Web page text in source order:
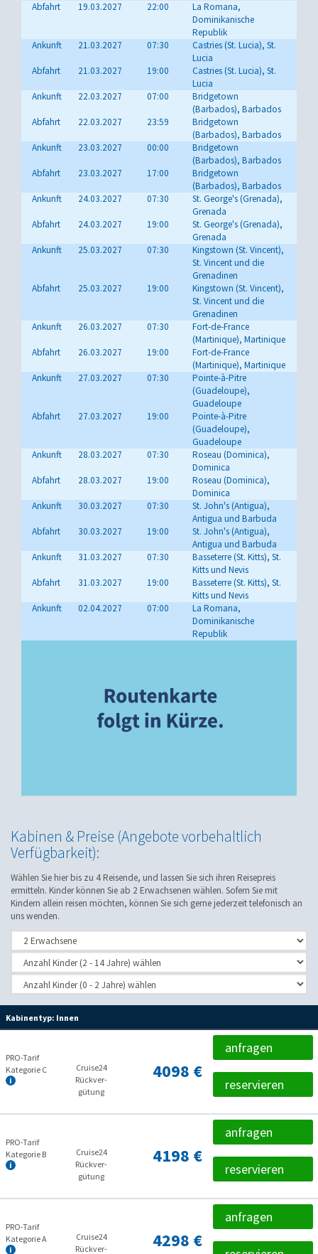
Abfahrt 19.03.2027 22:00
La Romana,
Dominikanische
Republik
Ankunft
21.03.2027 07:30
Castries (St. Lucia), St.
Lucia
Abfahrt
21.03.2027 19:00
Castries (St. Lucia), St.
Lucia
Ankunft
22.03.2027 07:00
Bridgetown
(Barbados), Barbados
Abfahrt
22.03.2027 23:59
Bridgetown
(Barbados), Barbados
Ankunft
23.03.2027 00:00
Bridgetown
(Barbados), Barbados
Abfahrt
23.03.2027 17:00
Bridgetown
(Barbados), Barbados
Ankunft
24.03.2027 07:30
St. George's (Grenada),
Grenada
Abfahrt
24.03.2027 19:00
St. George's (Grenada),
Grenada
Ankunft
25.03.2027 07:30
Kingstown (St. Vincent),
St. Vincent und die
Grenadinen
Abfahrt
25.03.2027 19:00
Kingstown (St. Vincent),
St. Vincent und die
Grenadinen
Ankunft
26.03.2027 07:30
Fort-de-France
(Martinique), Martinique
Abfahrt
26.03.2027 19:00
Fort-de-France
(Martinique), Martinique
Ankunft
27.03.2027 07:30
Pointe-à-Pitre
(Guadeloupe),
Guadeloupe
Abfahrt
27.03.2027 19:00
Pointe-à-Pitre
(Guadeloupe),
Guadeloupe
Ankunft
28.03.2027 07:30
Roseau (Dominica),
Dominica
Abfahrt
28.03.2027 19:00
Roseau (Dominica),
Dominica
Ankunft
30.03.2027 07:30
St. John's (Antigua),
Antigua und Barbuda
Abfahrt
30.03.2027 19:00
St. John's (Antigua),
Antigua und Barbuda
Ankunft
31.03.2027 07:30
Basseterre (St. Kitts), St.
Kitts und Nevis
Abfahrt
31.03.2027 19:00
Basseterre (St. Kitts), St.
Kitts und Nevis
Ankunft
02.04.2027 07:00
La Romana,
Dominikanische
Republik
Kabinen & Preise (Angebote vorbehaltlich
Verfügbarkeit):
Wählen Sie hier bis zu 4 Reisende, und lassen Sie sich ihren Reisepreis
ermitteln. Kinder können Sie ab 2 Erwachsenen wählen. Sofern Sie mit
Kindern allein reisen möchten, können Sie sich gerne jederzeit telefonisch an
uns wenden.
Kabinentyp: Innen
PRO-Tarif
Kategorie C
Cruise24
Rückver­
gütung
4098 €
anfragen
reservieren
PRO-Tarif
Kategorie B
Cruise24
Rückver­
gütung
4198 €
anfragen
reservieren
PRO-Tarif
Kategorie A
Cruise24
Rückver­
4298 €
anfragen